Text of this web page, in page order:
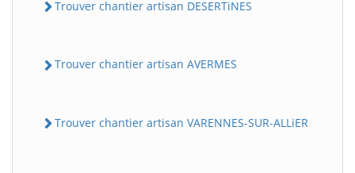
Trouver chantier artisan DESERTiNES
Trouver chantier artisan AVERMES
Trouver chantier artisan VARENNES-SUR-ALLiER